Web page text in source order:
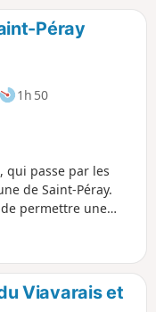
Péray
1h 50
qui passe par les
de Saint-Péray.
permettre une
Crussol, vu de haut
heure de marche,
pour profiter à votre
Viavarais et